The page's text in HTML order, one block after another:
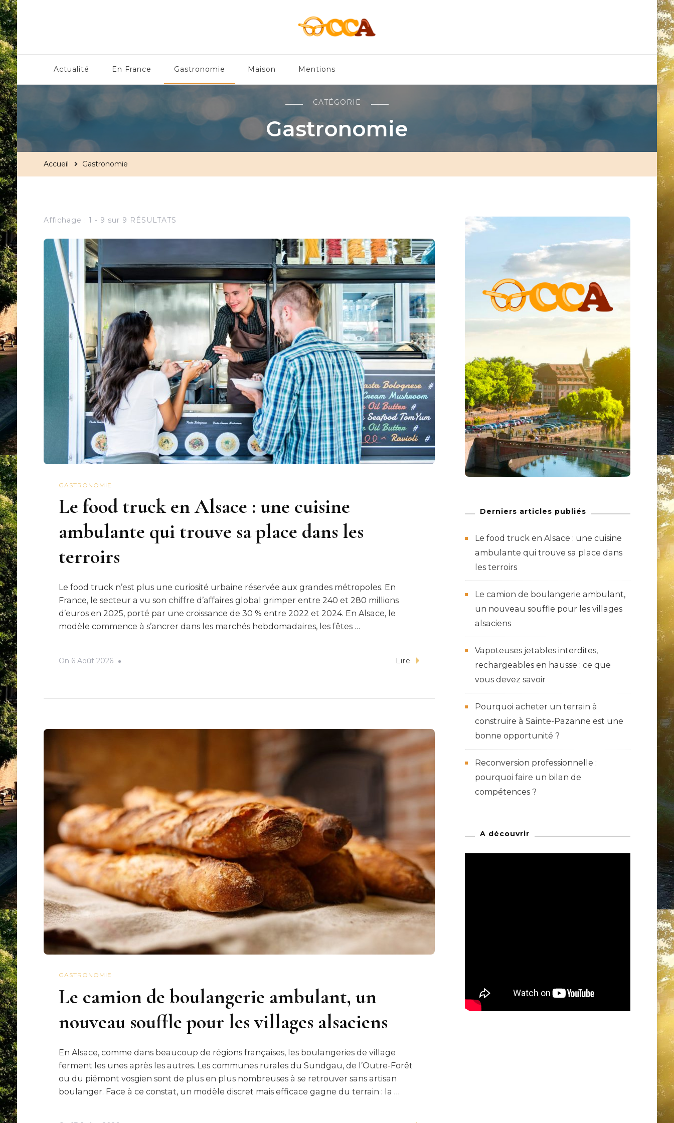
Actualité En France Gastronomie Maison Mentions
CATÉGORIE
Gastronomie
Accueil Gastronomie
Affichage : 1 - 9 sur 9 RÉSULTATS
GASTRONOMIE
Le food truck en Alsace : une cuisine
ambulante qui trouve sa place dans les
terroirs
Le food truck n’est plus une curiosité urbaine réservée aux grandes métropoles. En
France, le secteur a vu son chiffre d’affaires global grimper entre 240 et 280 millions
d’euros en 2025, porté par une croissance de 30 % entre 2022 et 2024. En Alsace, le
modèle commence à s’ancrer dans les marchés hebdomadaires, les fêtes …
On 6 Août 2026 Lire
GASTRONOMIE
Le camion de boulangerie ambulant, un
nouveau souffle pour les villages alsaciens
En Alsace, comme dans beaucoup de régions françaises, les boulangeries de village
ferment les unes après les autres. Les communes rurales du Sundgau, de l’Outre-Forêt
ou du piémont vosgien sont de plus en plus nombreuses à se retrouver sans artisan
boulanger. Face à ce constat, un modèle discret mais efficace gagne du terrain : la …
Derniers articles publiés
Le food truck en Alsace : une cuisine
ambulante qui trouve sa place dans
les terroirs
Le camion de boulangerie ambulant,
un nouveau souffle pour les villages
alsaciens
Vapoteuses jetables interdites,
rechargeables en hausse : ce que
vous devez savoir
Pourquoi acheter un terrain à
construire à Sainte-Pazanne est une
bonne opportunité ?
Reconversion professionnelle :
pourquoi faire un bilan de
compétences ?
A découvrir